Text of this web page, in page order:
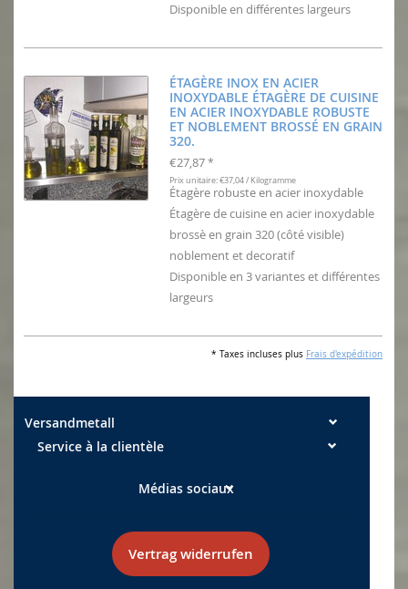
Disponible en différentes largeurs
ÉTAGÈRE INOX EN ACIER
INOXYDABLE ÉTAGÈRE DE CUISINE
EN ACIER INOXYDABLE ROBUSTE
ET NOBLEMENT BROSSÉ EN GRAIN
320.
€27,87 *
Prix unitaire: €37,04 / Kilogramme
Étagère robuste en acier inoxydable
Étagère de cuisine en acier inoxydable
brossè en grain 320 (côté visible)
noblement et decoratif
Disponible en 3 variantes et différentes
largeurs
* Taxes incluses plus Frais d'expédition
Versandmetall
Service à la clientèle
Médias sociaux
Vertrag widerrufen